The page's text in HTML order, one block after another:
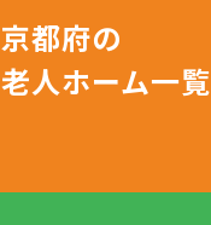
京都府の
老人ホーム一覧